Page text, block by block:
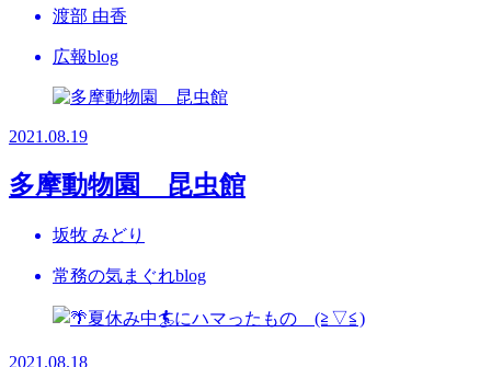
渡部 由香
広報blog
2021.08.19
多摩動物園 昆虫館
坂牧 みどり
常務の気まぐれblog
2021.08.18